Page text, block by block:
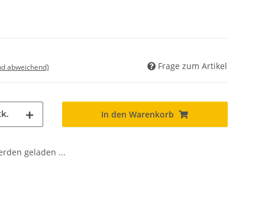
abweichend) Frage zum Artikel
In den Warenkorb
geladen ...